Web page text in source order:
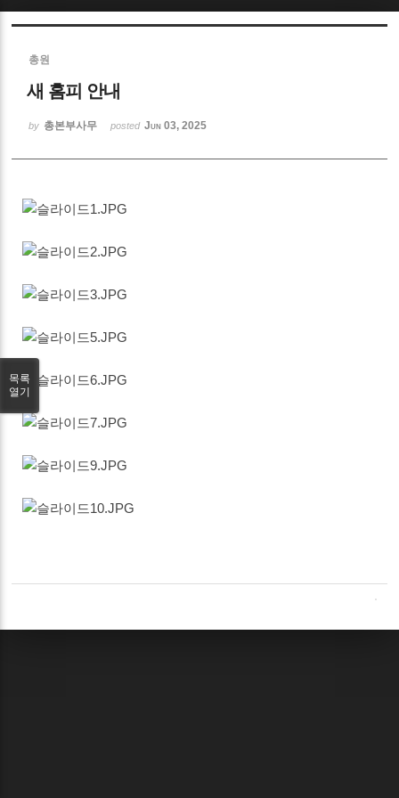
총원
새 홈피 안내
by 총본부사무 posted Jun 03, 2025
목록
열기